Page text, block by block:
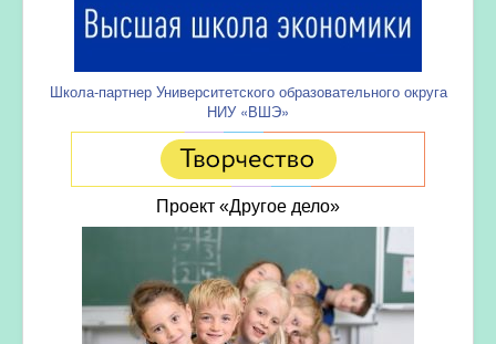
Школа-партнер Университетского образовательного округа
НИУ «ВШЭ»
Проект «Другое дело»